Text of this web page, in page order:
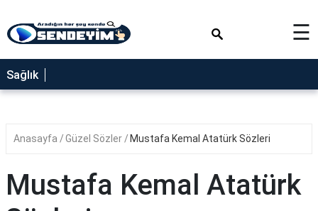
SAĞLIK
NEDİR
YEMEK
RÜYA
☰
Sağlık
Anasayfa Güzel Sözler Mustafa Kemal Atatürk Sözleri
Mustafa Kemal Atatürk